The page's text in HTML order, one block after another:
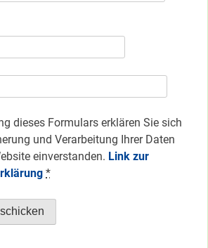
dieses Formulars erklären Sie sich
und Verarbeitung Ihrer Daten
einverstanden. Link zur
*